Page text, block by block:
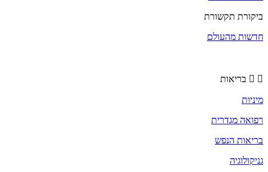
ביקורת תקשורת
חדשות מהעולם
בריאות
מיניות
רפואה מגדרית
בריאות הנפש
גניקולוגיה